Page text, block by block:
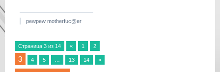
pewpew motherfuc@er
Страница 3 из 14 « 1 2
3 4 5 13 14 »